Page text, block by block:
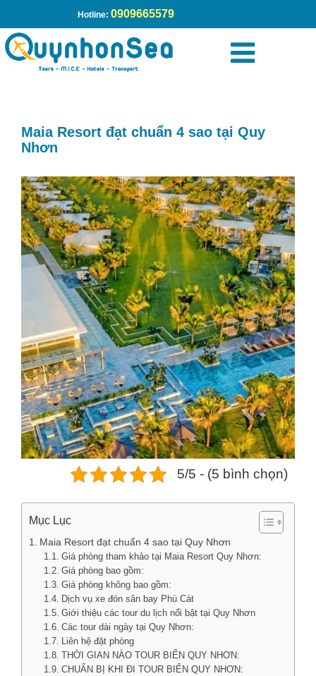
Hotline: 0909665579
Trang chủ»Maia Resort đạt chuẩn 4 sao tại Quy Nhơn
Maia Resort đạt chuẩn 4 sao tại Quy
Nhơn
5/5 - (5 bình chọn)
Mục Lục
Maia Resort đạt chuẩn 4 sao tại Quy Nhơn
Giá phòng tham khảo tại Maia Resort Quy Nhơn:
Giá phòng bao gồm:
Giá phòng không bao gồm:
Dịch vụ xe đón sân bay Phù Cát
Giới thiệu các tour du lịch nổi bật tại Quy Nhơn
Các tour dài ngày tại Quy Nhơn:
Liên hệ đặt phòng
THỜI GIAN NÀO TOUR BIỂN QUY NHƠN:
CHUẨN BỊ KHI ĐI TOUR BIỂN QUY NHƠN: